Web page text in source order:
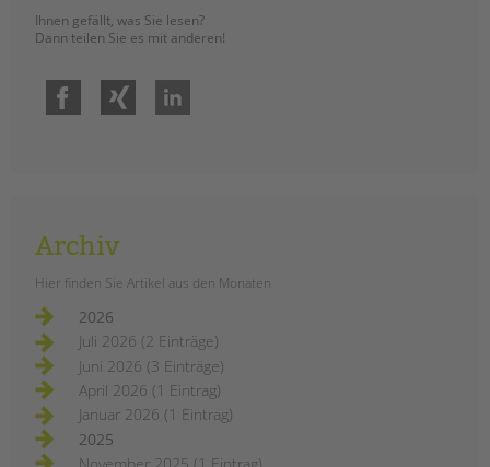
Ihnen gefällt, was Sie lesen?
Dann teilen Sie es mit anderen!
Facebook Xing
Archiv
Hier finden Sie Artikel aus den Monaten
2026
Juli 2026 (2 Einträge)
Juni 2026 (3 Einträge)
April 2026 (1 Eintrag)
Januar 2026 (1 Eintrag)
2025